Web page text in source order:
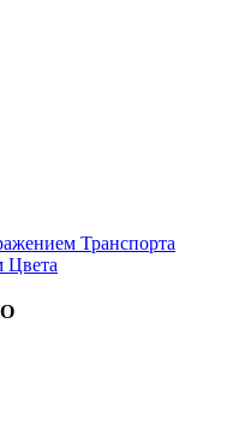
Транспорта
Цвета